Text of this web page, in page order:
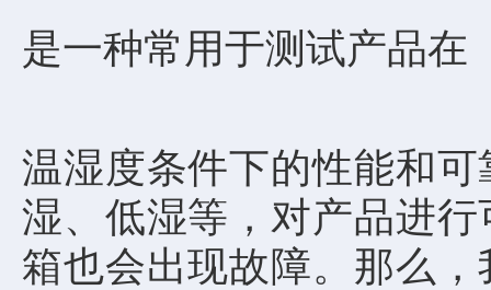
是一种常用于测试产品在
温湿度条件下的性能和
湿、低湿等，对产品进
箱也会出现故障。那么